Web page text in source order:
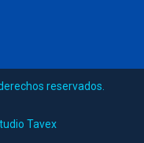
reservados.
Tavex